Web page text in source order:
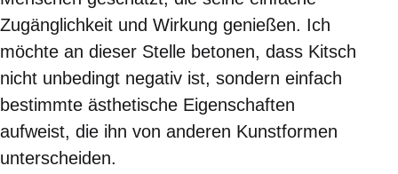
Zugänglichkeit und Wirkung genießen. Ich
möchte an dieser Stelle betonen, dass Kitsch
nicht unbedingt negativ ist, sondern einfach
bestimmte ästhetische Eigenschaften
aufweist, die ihn von anderen Kunstformen
unterscheiden.